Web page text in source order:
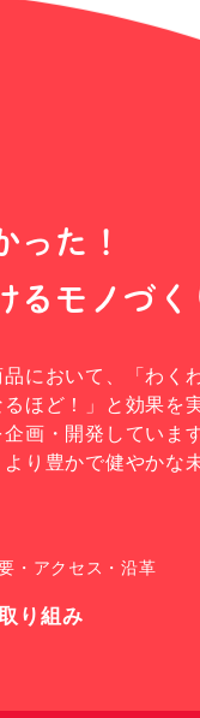
っ た ！
る モ ノ づ く
において、「わく
ほど！」と効果を
画・開発していま
り豊かで健やかな
・ アク セ ス ・沿革
り 組 み